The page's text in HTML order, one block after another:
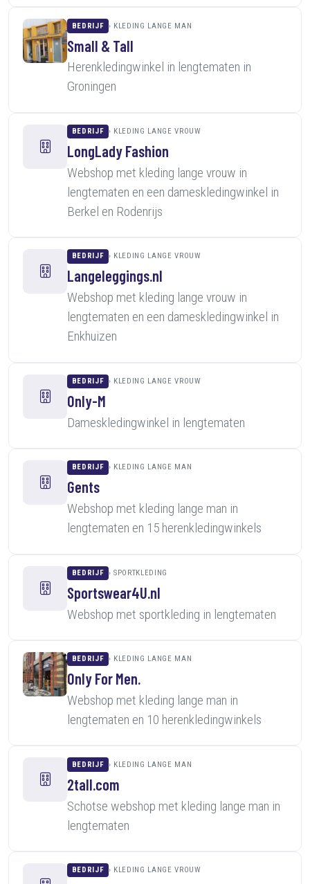
BEDRIJF KLEDING LANGE MAN
Small & Tall
Herenkledingwinkel in lengtematen in
Groningen
BEDRIJF KLEDING LANGE VROUW
LongLady Fashion
Webshop met kleding lange vrouw in
lengtematen en een dameskledingwinkel in
Berkel en Rodenrijs
BEDRIJF KLEDING LANGE VROUW
Langeleggings.nl
Webshop met kleding lange vrouw in
lengtematen en een dameskledingwinkel in
Enkhuizen
BEDRIJF KLEDING LANGE VROUW
Only-M
Dameskledingwinkel in lengtematen
BEDRIJF KLEDING LANGE MAN
Gents
Webshop met kleding lange man in
lengtematen en 15 herenkledingwinkels
BEDRIJF SPORTKLEDING
Sportswear4U.nl
Webshop met sportkleding in lengtematen
BEDRIJF KLEDING LANGE MAN
Only For Men.
Webshop met kleding lange man in
lengtematen en 10 herenkledingwinkels
BEDRIJF KLEDING LANGE MAN
2tall.com
Schotse webshop met kleding lange man in
lengtematen
BEDRIJF KLEDING LANGE VROUW